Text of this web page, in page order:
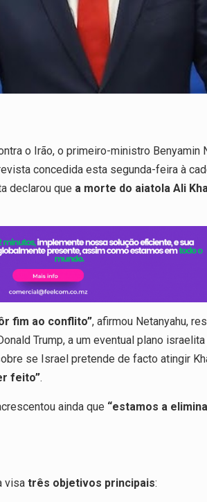
o Irão, o primeiro-ministro Benyamin
concedida esta segunda-feira à
declarou que a morte do aiatola Ali
fim ao conflito”, afirmou Netanyahu,
Trump, a um eventual plano
se Israel pretende de facto atingir
feito”.
ainda que “estamos a
visa três objetivos principais: